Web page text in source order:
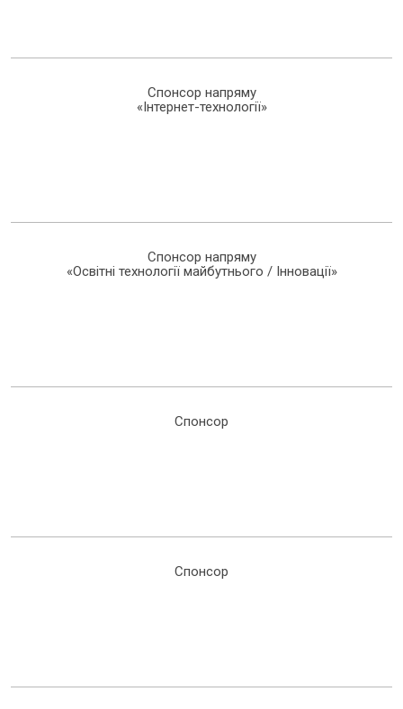
Спонсор напряму
«Інтернет-технології»
Спонсор напряму
«Освітні технології майбутнього / Інновації»
Спонсор
Спонсор